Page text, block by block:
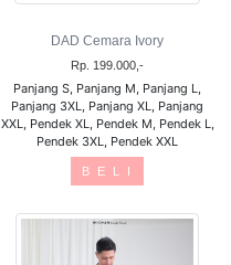
DAD Cemara Ivory
Rp. 199.000,-
Panjang S, Panjang M, Panjang L,
Panjang 3XL, Panjang XL, Panjang
XXL, Pendek XL, Pendek M, Pendek L,
Pendek 3XL, Pendek XXL
B E L I